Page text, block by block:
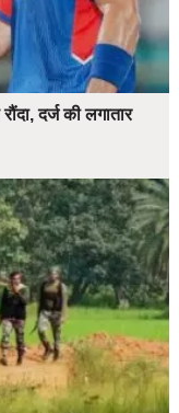
दर्ज की लगातार